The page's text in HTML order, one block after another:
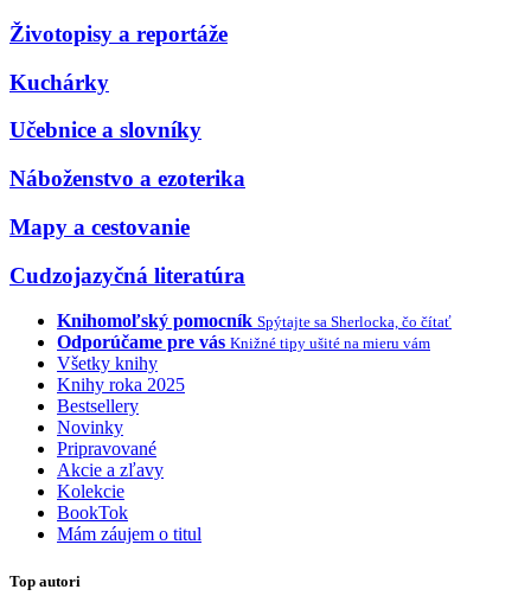
Životopisy a reportáže
Kuchárky
Učebnice a slovníky
Náboženstvo a ezoterika
Mapy a cestovanie
Cudzojazyčná literatúra
Knihomoľský pomocník Spýtajte sa Sherlocka, čo čítať
Odporúčame pre vás Knižné tipy ušité na mieru vám
Všetky knihy
Knihy roka 2025
Bestsellery
Novinky
Pripravované
Akcie a zľavy
Kolekcie
BookTok
Mám záujem o titul
Top autori